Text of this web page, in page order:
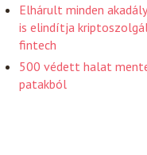
Elhárult minden
is elindítja
fintech
500 védett halat
patakból